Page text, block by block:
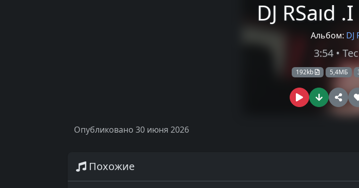
DJ RSaıd
Альбом: DJ
3:54 •
192kb 5,4МБ
Опубликовано 30 июня 2026
Похожие